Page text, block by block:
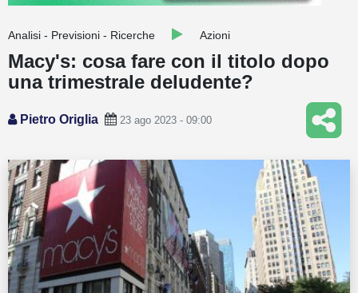
Quotazioni
Conto IG
Guru Monitor
Altro
Analisi - Previsioni - Ricerche Azioni
Macy's: cosa fare con il titolo dopo
una trimestrale deludente?
Pietro Origlia 23 ago 2023 - 09:00